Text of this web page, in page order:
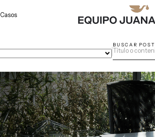
Casos
BUSCAR POST